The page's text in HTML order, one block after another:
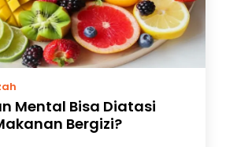
Mental Bisa Diatasi
Bergizi?